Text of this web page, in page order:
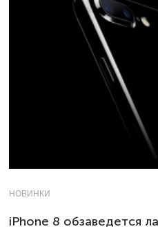
НОВИНКИ
iPhone 8 обзаведется